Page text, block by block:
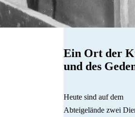
Ein Ort der
und des
Heute sind auf dem
Abteigelände zwei